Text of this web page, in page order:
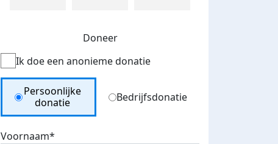
Doneer
Ik doe een anonieme donatie
Donation Type
Persoonlijke
donatie
Bedrijfsdonatie
Voornaam*